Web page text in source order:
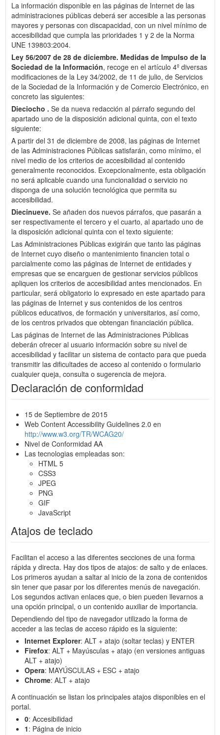
La información disponible en las páginas de Internet de las
administraciones públicas deberá ser accesible a las personas
mayores y personas con discapacidad, con un nivel mínimo de
accesibilidad que cumpla las prioridades 1 y 2 de la Norma
UNE 139803:2004.
Ley 56/2007 de 28 de diciembre. Medidas de Impulso de la
Sociedad de la Información, recoge en el artículo 4º diversas
modificaciones de la Ley 34/2002, de 11 de julio, de Servicios
de la Sociedad de la Información y de Comercio Electrónico, en
concreto las siguientes:
Dieciocho . Se da nueva redacción al párrafo segundo del
apartado uno de la disposición adicional quinta, con el texto
siguiente:
A partir del 31 de diciembre de 2008, las páginas de Internet
de las Administraciones Públicas satisfarán, como mínimo, el
nivel medio de los criterios de accesibilidad al contenido
generalmente reconocidos. Excepcionalmente, esta obligación
no será aplicable cuando una funcionalidad o servicio no
disponga de una solución tecnológica que permita su
accesibilidad.
Diecinueve. Se añaden dos nuevos párrafos, que pasarán a
ser respectivamente el tercero y el cuarto, al apartado uno de
la disposición adicional quinta con el texto siguiente:
Las Administraciones Públicas exigirán que tanto las páginas
de Internet cuyo diseño o mantenimiento financien total o
parcialmente como las páginas de Internet de entidades y
empresas que se encarguen de gestionar servicios públicos
apliquen los criterios de accesibilidad antes mencionados. En
particular, será obligatorio lo expresado en este apartado para
las páginas de Internet y sus contenidos de los centros
públicos educativos, de formación y universitarios, así como,
de los centros privados que obtengan financiación pública.
Las páginas de Internet de las Administraciones Públicas
deberán ofrecer al usuario información sobre su nivel de
accesibilidad y facilitar un sistema de contacto para que pueda
transmitir las dificultades de acceso al contenido o formulario
cualquier queja, consulta o sugerencia de mejora.
Declaración de conformidad
15 de Septiembre de 2015
Web Content Accessibility Guidelines 2.0 en
http://www.w3.org/TR/WCAG20/
Nivel de Conformidad AA
Las tecnologias empleadas son:
HTML 5
CSS3
JPEG
PNG
GIF
JavaScript
Atajos de teclado
Facilitan el acceso a las diferentes secciones de una forma
rápida y directa. Hay dos tipos de atajos: de salto y de enlaces.
Los primeros ayudan a saltar al inicio de la zona de contenidos
sin tener que pasar por los diferentes menús de navegación.
Los segundos activan enlaces que, o bien pueden llevarnos a
una opción principal, o un contenido auxiliar de importancia.
Dependiendo del tipo de navegador utilizado la forma de
acceder a las teclas de acceso rápido es la siguiente:
Internet Explorer: ALT + atajo (soltar teclas) y ENTER
Firefox: ALT + Mayúsculas + atajo (en versiones antiguas
ALT + atajo)
Opera: MAYÚSCULAS + ESC + atajo
Chrome: ALT + atajo
A continuación se listan los principales atajos disponibles en el
portal.
0: Accesibilidad
1: Página de inicio